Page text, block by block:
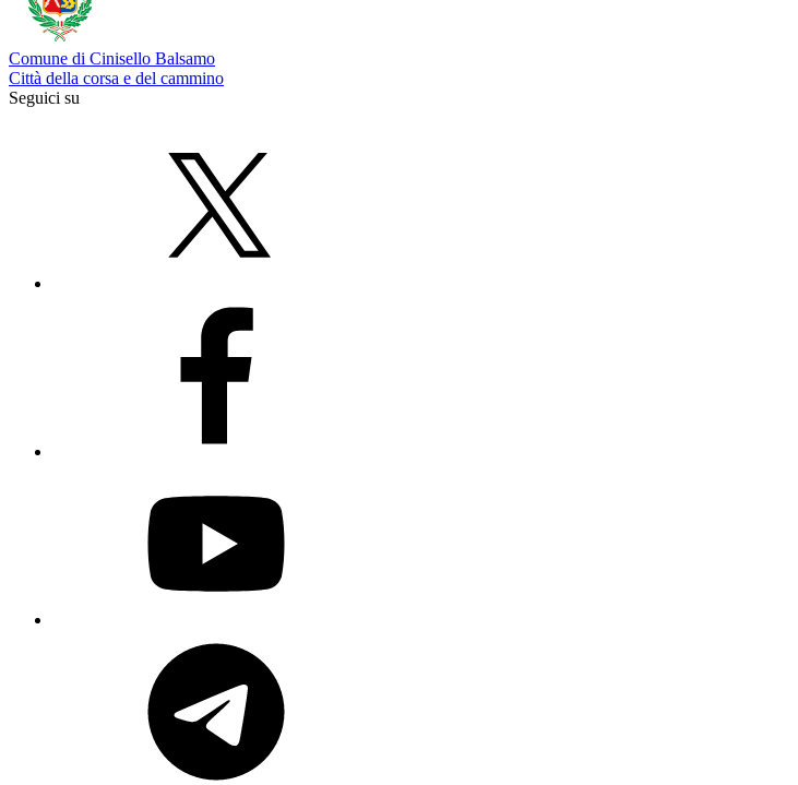
Comune di Cinisello Balsamo
Città della corsa e del cammino
Seguici su